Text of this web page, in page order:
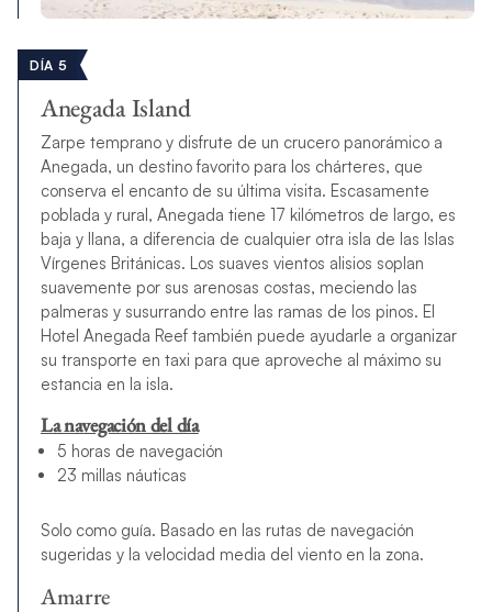
DÍA 5
Anegada Island
Zarpe temprano y disfrute de un crucero panorámico a
Anegada, un destino favorito para los chárteres, que
conserva el encanto de su última visita. Escasamente
poblada y rural, Anegada tiene 17 kilómetros de largo, es
baja y llana, a diferencia de cualquier otra isla de las Islas
Vírgenes Británicas. Los suaves vientos alisios soplan
suavemente por sus arenosas costas, meciendo las
palmeras y susurrando entre las ramas de los pinos. El
Hotel Anegada Reef también puede ayudarle a organizar
su transporte en taxi para que aproveche al máximo su
estancia en la isla.
La navegación del día
5 horas de navegación
23 millas náuticas
Solo como guía. Basado en las rutas de navegación
sugeridas y la velocidad media del viento en la zona.
Amarre